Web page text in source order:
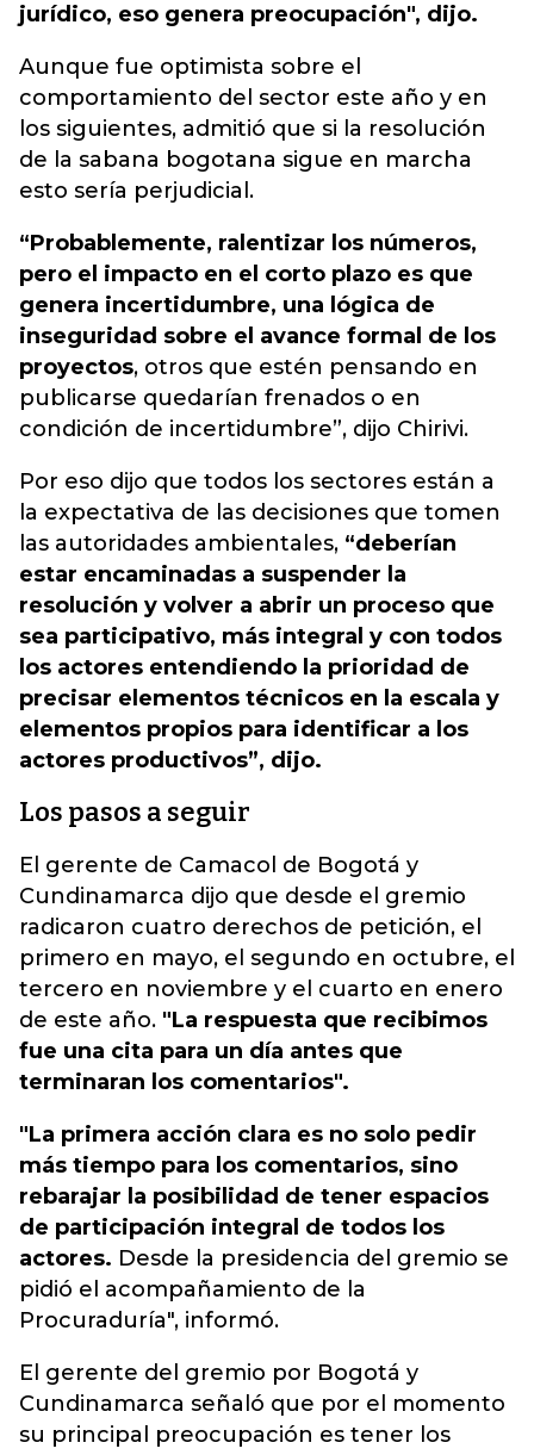
jurídico, eso genera preocupación", dijo.
Aunque fue optimista sobre el
comportamiento del sector este año y en
los siguientes, admitió que si la resolución
de la sabana bogotana sigue en marcha
esto sería perjudicial.
“Probablemente, ralentizar los números,
pero el impacto en el corto plazo es que
genera incertidumbre, una lógica de
inseguridad sobre el avance formal de los
proyectos, otros que estén pensando en
publicarse quedarían frenados o en
condición de incertidumbre”, dijo Chirivi.
Por eso dijo que todos los sectores están a
la expectativa de las decisiones que tomen
las autoridades ambientales, “deberían
estar encaminadas a suspender la
resolución y volver a abrir un proceso que
sea participativo, más integral y con todos
los actores entendiendo la prioridad de
precisar elementos técnicos en la escala y
elementos propios para identificar a los
actores productivos”, dijo.
Los pasos a seguir
El gerente de Camacol de Bogotá y
Cundinamarca dijo que desde el gremio
radicaron cuatro derechos de petición, el
primero en mayo, el segundo en octubre, el
tercero en noviembre y el cuarto en enero
de este año. "La respuesta que recibimos
fue una cita para un día antes que
terminaran los comentarios".
"La primera acción clara es no solo pedir
más tiempo para los comentarios, sino
rebarajar la posibilidad de tener espacios
de participación integral de todos los
actores. Desde la presidencia del gremio se
pidió el acompañamiento de la
Procuraduría", informó.
El gerente del gremio por Bogotá y
Cundinamarca señaló que por el momento
su principal preocupación es tener los